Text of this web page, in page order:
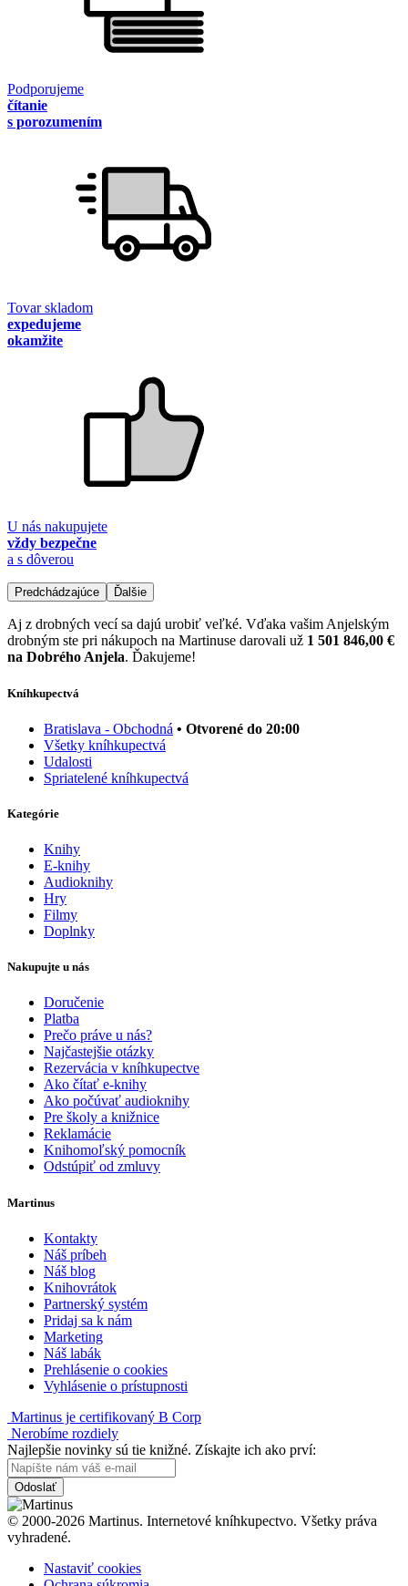
Podporujeme
čítanie
s porozumením
Tovar skladom
expedujeme
okamžite
U nás nakupujete
vždy bezpečne
a s dôverou
Predchádzajúce Ďalšie
Aj z drobných vecí sa dajú urobiť veľké. Vďaka vašim Anjelským
drobným ste pri nákupoch na Martinuse darovali už 1 501 846,00 €
na Dobrého Anjela. Ďakujeme!
Kníhkupectvá
Bratislava - Obchodná • Otvorené do 20:00
Všetky kníhkupectvá
Udalosti
Spriatelené kníhkupectvá
Kategórie
Knihy
E-knihy
Audioknihy
Hry
Filmy
Doplnky
Nakupujte u nás
Doručenie
Platba
Prečo práve u nás?
Najčastejšie otázky
Rezervácia v kníhkupectve
Ako čítať e-knihy
Ako počúvať audioknihy
Pre školy a knižnice
Reklamácie
Knihomoľský pomocník
Odstúpiť od zmluvy
Martinus
Kontakty
Náš príbeh
Náš blog
Knihovrátok
Partnerský systém
Pridaj sa k nám
Marketing
Náš labák
Prehlásenie o cookies
Vyhlásenie o prístupnosti
Martinus je certifikovaný B Corp
Nerobíme rozdiely
Najlepšie novinky sú tie knižné. Získajte ich ako prví:
Odoslať
© 2000-2026 Martinus. Internetové kníhkupectvo. Všetky práva
vyhradené.
Nastaviť cookies